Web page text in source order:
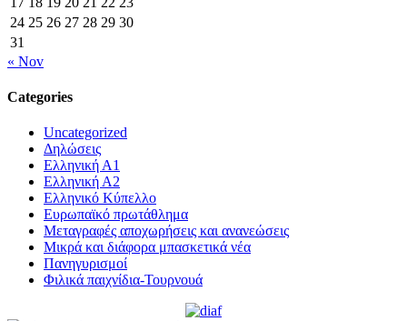
24 25 26 27 28 29 30
31
« Nov
Categories
Uncategorized
Δηλώσεις
Ελληνική Α1
Ελληνική Α2
Ελληνικό Κύπελλο
Ευρωπαϊκό πρωτάθλημα
Μεταγραφές αποχωρήσεις και ανανεώσεις
Μικρά και διάφορα μπασκετικά νέα
Πανηγυρισμοί
Φιλικά παιχνίδια-Τουρνουά